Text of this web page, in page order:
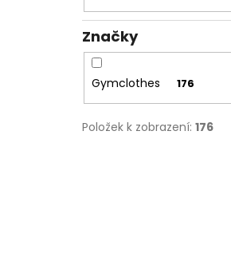
Značky
Gymclothes 176
Položek k zobrazení: 176